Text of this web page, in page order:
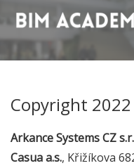
Copyright 2022
Arkance Systems CZ
Casua a.s., Křižíkova